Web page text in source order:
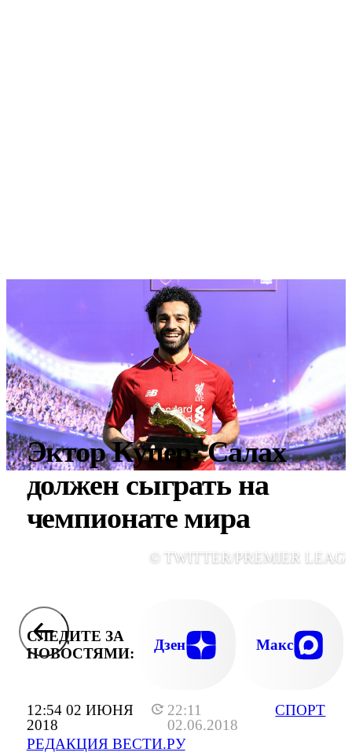
12:54 02 ИЮНЯ
2018
22:11
02.06.2018
РЕДАКЦИЯ ВЕСТИ.РУ
СПОРТ
Эктор Купер: Салах
должен сыграть на
чемпионате мира
© TWITTER/PREMIER
СЛЕДИТЕ ЗА
НОВОСТЯМИ:
Дзен Макс